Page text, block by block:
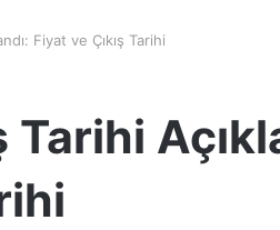
Fiyat ve Çıkış Tarihi